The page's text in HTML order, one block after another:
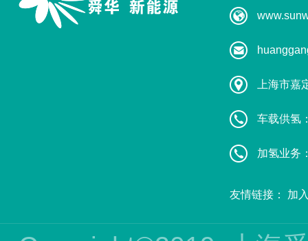
上海市嘉
车载供氢
加氢业务
友情链接： 加